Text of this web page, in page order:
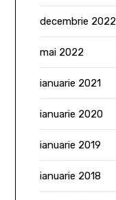
decembrie 2022
mai 2022
ianuarie 2021
ianuarie 2020
ianuarie 2019
ianuarie 2018